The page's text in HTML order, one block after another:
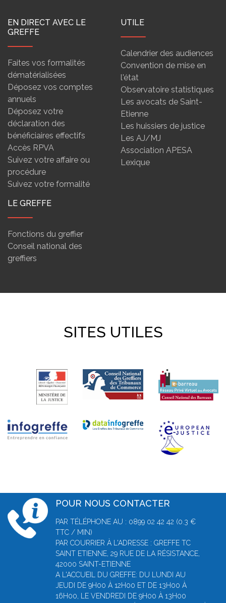
EN DIRECT AVEC LE
GREFFE
Faites vos formalités
dématérialisées
Déposez vos comptes
annuels
Déposez votre
déclaration des
bénéficiaires effectifs
Accès RPVA
Suivez votre affaire ou
procédure
Suivez votre formalité
UTILE
Calendrier des audiences
Convention de mise en
l'état
Observatoire statistiques
Les avocats de Saint-
Etienne
Les huissiers de justice
Les AJ/MJ
Association APESA
Lexique
LE GREFFE
Fonctions du greffier
Conseil national des
greffiers
SITES UTILES
POUR NOUS CONTACTER
PAR TÉLÉPHONE AU : 0899 02 42 42 (0.3 €
TTC / MIN)
PAR COURRIER À L'ADRESSE : GREFFE TC
SAINT ETIENNE, 29 RUE DE LA RÉSISTANCE,
42000 SAINT-ETIENNE
A L'ACCUEIL DU GREFFE: DU LUNDI AU
JEUDI DE 9H00 À 12H00 ET DE 13H00 À
16H00, LE VENDREDI DE 9H00 À 13H00